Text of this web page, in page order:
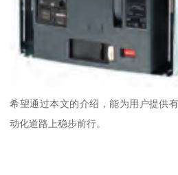
希望通过本文的介绍，能为用户提供
动化道路上稳步前行。